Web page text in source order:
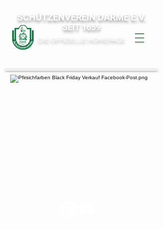
SCHÜTZENVEREIN DARME E.V.
SEIT 1659
DIE OFFIZIELLE HOMEPAGE